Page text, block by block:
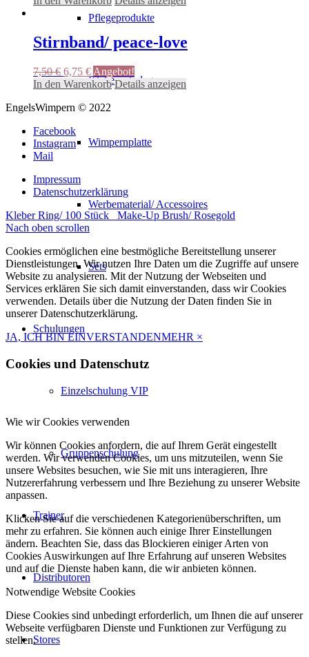
Pflegeprodukte
Kleberunterlage
Wimpernplatte
Werbematerial/ Accessoires
Sets
Schulungen
Einzelschulung VIP
Gruppenschulung
Trainer
Distributoren
Stores
9,99 €
ist:
8,99 €.
Stirnband/ peace-love
7,50€ Ursprünglicher
Preis
7,50 €
6,75 €Aktueller
Preis
6,75 €.
Angebot!
In den Warenkorb Details anzeigen
EngelsWimpern © 2022
Facebook
Instagram
Mail
Impressum
Datenschutzerklärung
Kleber Ring/ 100 Stück
Make-Up Brush/ Rosegold
Nach oben scrollen
Cookies ermöglichen eine bestmögliche Bereitstellung unserer
Dienstleistungen. Wir nutzen Ihre Daten um die Zugriffe auf unsere
Website zu analysieren. Mit der Nutzung der Webseiten und
Services erklären Sie sich damit einverstanden, dass wir Cookies
verwenden. Details über die Nutzung der Daten finden Sie in
unserer Datenschutzerklärung.
JA, ICH BIN EINVERSTANDENMEHR ×
Cookies und Datenschutz
Wie wir Cookies verwenden
Wir können Cookies anfordern, die auf Ihrem Gerät eingestellt
werden. Wir verwenden Cookies, um uns mitzuteilen, wenn Sie
unsere Websites besuchen, wie Sie mit uns interagieren, Ihre
Nutzererfahrung verbessern und Ihre Beziehung zu unserer Website
anpassen.
Klicken Sie auf die verschiedenen Kategorienüberschriften, um
mehr zu erfahren. Sie können auch einige Ihrer Einstellungen
ändern. Beachten Sie, dass das Blockieren einiger Arten von
Cookies Auswirkungen auf Ihre Erfahrung auf unseren Websites
und auf die Dienste haben kann, die wir anbieten können.
Notwendige Website Cookies
Diese Cookies sind unbedingt erforderlich, um Ihnen die auf unserer
Webseite verfügbaren Dienste und Funktionen zur Verfügung zu
stellen.